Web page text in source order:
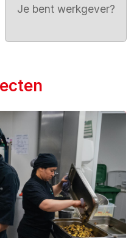
Je bent werkgever?